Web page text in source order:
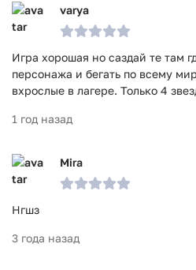
varya
Игра хорошая но саздай те там
персонажа и бегать по всему
вхрослые в лагере. Только 4
1 год назад
Mira
Нгшз
3 года назад